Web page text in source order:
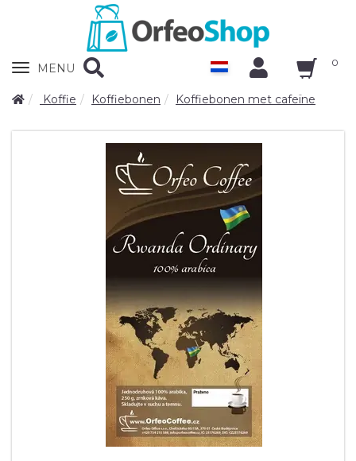
Zobrazit
MENU 0
Koffie Koffiebonen Koffiebonen met cafeïne